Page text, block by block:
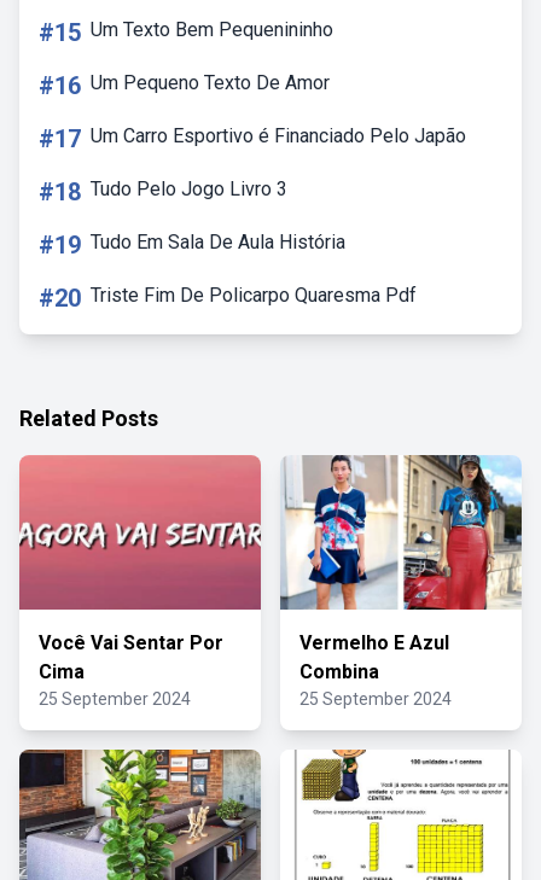
#15 Um Texto Bem Pequenininho
#16 Um Pequeno Texto De Amor
#17 Um Carro Esportivo é Financiado Pelo Japão
#18 Tudo Pelo Jogo Livro 3
#19 Tudo Em Sala De Aula História
#20 Triste Fim De Policarpo Quaresma Pdf
Related Posts
Você Vai Sentar Por
Cima
25 September 2024
Vermelho E Azul
Combina
25 September 2024